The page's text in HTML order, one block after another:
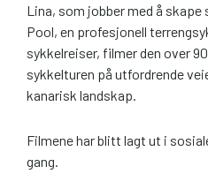
Lina, som jobber med å
Pool, en profesjonell
sykkelreiser, filmer den over
sykkelturen på utfordrende
kanarisk landskap.
Filmene har blitt lagt ut i
gang.